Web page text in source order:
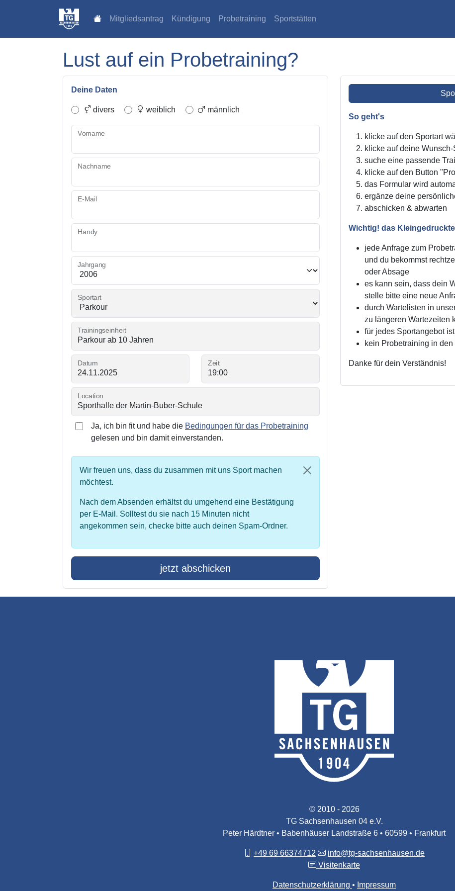
Mitgliedsantrag Kündigung Probetraining Sportstätten
Lust auf ein Probetraining?
Deine Daten
divers weiblich männlich
Vorname
Nachname
E-Mail
Handy
Jahrgang
Sportart
Trainingseinheit
Datum Zeit
Location
Ja, ich bin fit und habe die Bedingungen für das Probetraining
gelesen und bin damit einverstanden.
Wir freuen uns, dass du zusammen mit uns Sport machen
möchtest.
Nach dem Absenden erhältst du umgehend eine Bestätigung
per E-Mail. Solltest du sie nach 15 Minuten nicht
angekommen sein, checke bitte auch deinen Spam-Ordner.
jetzt abschicken
So geht's
klicke auf den Sportart
klicke auf deine Wunsch-
suche eine passende
klicke auf den Button
das Formular wird
ergänze deine
abschicken & abwarten
Wichtig! das
jede Anfrage zum
und du bekommst
oder Absage
es kann sein, dass dein
stelle bitte eine neue
durch Wartelisten in
zu längeren Wartezeiten
für jedes Sportangebot
kein Probetraining in
Danke für dein Verständnis!
© 2010 - 2026
TG Sachsenhausen 04 e.V.
Peter Härdtner • Babenhäuser Landstraße 6 • 60599 • Frankfurt
+49 69 66374712
info@tg-sachsenhausen.de
Visitenkarte
Datenschutzerklärung Impressum